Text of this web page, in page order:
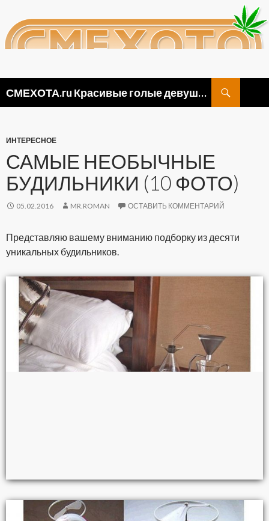
СМЕХОТА.ru Красивые голые девушки, прикольные картинки ню и видео приколы
ИНТЕРЕСНОЕ
САМЫЕ НЕОБЫЧНЫЕ
БУДИЛЬНИКИ (10 ФОТО)
05.02.2016 MR.ROMAN ОСТАВИТЬ КОММЕНТАРИЙ
Представляю вашему вниманию подборку из десяти
уникальных будильников.